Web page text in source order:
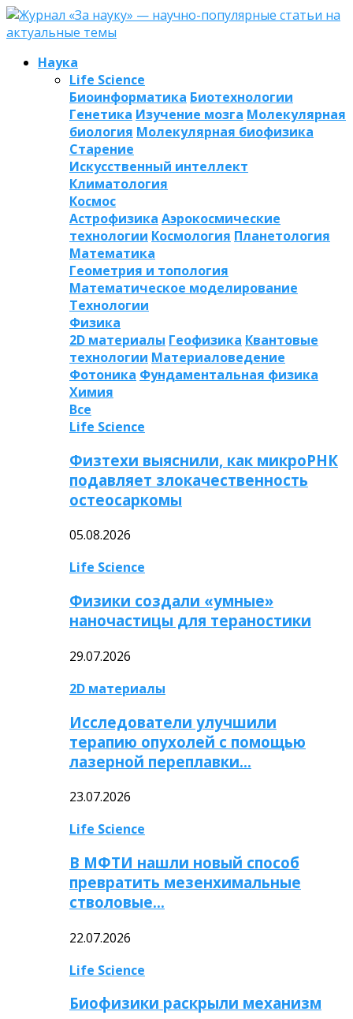
Наука
Life Science
Биоинформатика Биотехнологии
Генетика Изучение мозга Молекулярная
биология Молекулярная биофизика
Старение
Искусственный интеллект
Климатология
Космос
Астрофизика Аэрокосмические
технологии Космология Планетология
Математика
Геометрия и топология
Математическое моделирование
Технологии
Физика
2D материалы Геофизика Квантовые
технологии Материаловедение
Фотоника Фундаментальная физика
Химия
Все
Life Science
Физтехи выяснили, как микроРНК
подавляет злокачественность
остеосаркомы
05.08.2026
Life Science
Физики создали «умные»
наночастицы для тераностики
29.07.2026
2D материалы
Исследователи улучшили
терапию опухолей с помощью
лазерной переплавки…
23.07.2026
Life Science
В МФТИ нашли новый способ
превратить мезенхимальные
стволовые…
22.07.2026
Life Science
Биофизики раскрыли механизм